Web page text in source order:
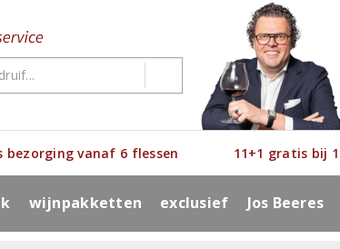
bezorging vanaf 6 flessen 11+1 gratis bij
wijnpakketten exclusief Jos Beeres